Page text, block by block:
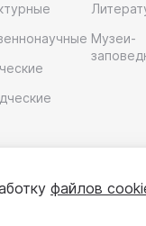
Музеи-
файлов